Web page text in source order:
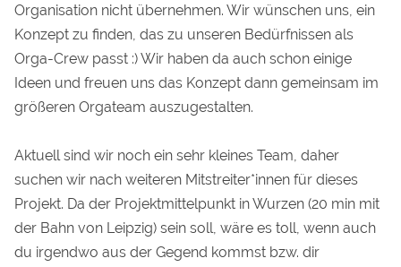
Organisation nicht übernehmen. Wir wünschen uns, ein
Konzept zu finden, das zu unseren Bedürfnissen als
Orga-Crew passt :) Wir haben da auch schon einige
Ideen und freuen uns das Konzept dann gemeinsam im
größeren Orgateam auszugestalten.
Aktuell sind wir noch ein sehr kleines Team, daher
suchen wir nach weiteren Mitstreiter*innen für dieses
Projekt. Da der Projektmittelpunkt in Wurzen (20 min mit
der Bahn von Leipzig) sein soll, wäre es toll, wenn auch
du irgendwo aus der Gegend kommst bzw. dir